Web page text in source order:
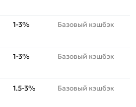
1-3% Базовый кэшбэк
1-3% Базовый кэшбэк
1.5-3% Базовый кэшбэк